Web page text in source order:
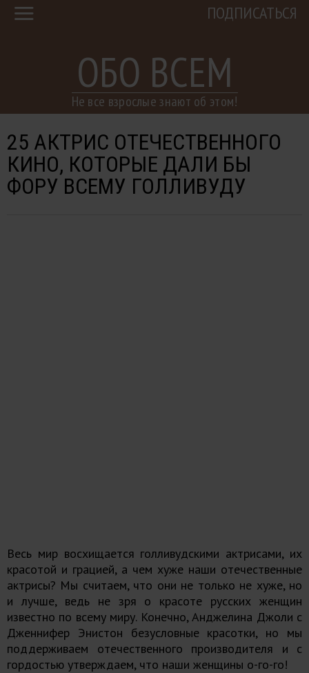
ОБО ВСЕМ
Не все взрослые знают об этом!
ПОДПИСАТЬСЯ
25 АКТРИС ОТЕЧЕСТВЕННОГО
КИНО, КОТОРЫЕ ДАЛИ БЫ
ФОРУ ВСЕМУ ГОЛЛИВУДУ
Весь мир восхищается голливудскими актрисами, их
красотой и грацией, а чем хуже наши отечественные
актрисы? Мы считаем, что они не только не хуже, но
и лучше, ведь не зря о красоте русских женщин
известно по всему миру. Конечно, Анджелина Джоли с
Дженнифер Энистон безусловные красотки, но мы
поддерживаем отечественного производителя и с
гордостью утверждаем, что наши женщины о-го-го!